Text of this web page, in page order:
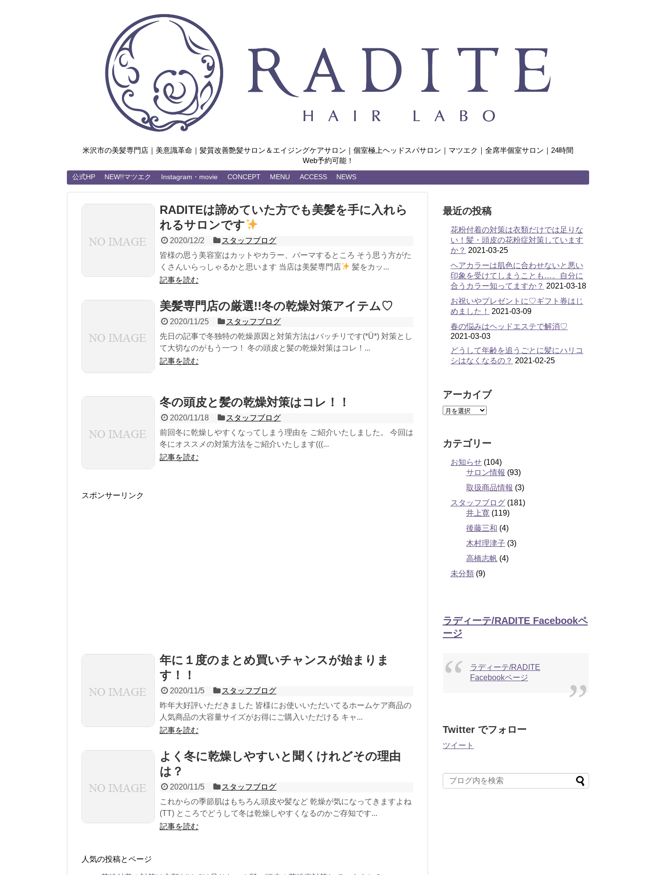
米沢市の美髪専門店｜美意識革命｜髪質改善艶髪サロン＆エイジングケアサロン｜個室極上ヘッドスパサロン｜マツエク｜全席半個室サロン｜24時間
Web予約可能！
公式HP NEW!!マツエク Instagram・movie CONCEPT MENU ACCESS NEWS
RADITEは諦めていた方でも美髪を手に入れら
れるサロンです
2020/12/2
スタッフブログ
皆様の思う美容室はカットやカラー、パーマするところ そう思う方がた
くさんいらっしゃるかと思います 当店は美髪専門店
髪をカッ...
記事を読む
美髪専門店の厳選!!冬の乾燥対策アイテム♡
2020/11/25
スタッフブログ
先日の記事で冬独特の乾燥原因と対策方法はバッチリです(*Ü*) 対策とし
て大切なのがもう一つ！ 冬の頭皮と髪の乾燥対策はコレ！...
記事を読む
冬の頭皮と髪の乾燥対策はコレ！！
2020/11/18
スタッフブログ
前回冬に乾燥しやすくなってしまう理由を ご紹介いたしました。 今回は
冬にオススメの対策方法をご紹介いたします(((...
記事を読む
スポンサーリンク
年に１度のまとめ買いチャンスが始まりま
す！！
2020/11/5
スタッフブログ
昨年大好評いただきました 皆様にお使いいただいてるホームケア商品の
人気商品の大容量サイズがお得にご購入いただける キャ...
記事を読む
よく冬に乾燥しやすいと聞くけれどその理由
は？
2020/11/5
スタッフブログ
これからの季節肌はもちろん頭皮や髪など 乾燥が気になってきますよね
(TT) ところでどうして冬は乾燥しやすくなるのかご存知です...
記事を読む
人気の投稿とページ
最近の投稿
花粉付着の対策は衣類だけでは足りな
い！髪・頭皮の花粉症対策しています
か？ 2021-03-25
ヘアカラーは肌色に合わせないと悪い
印象を受けてしまうことも…。自分に
合うカラー知ってますか？ 2021-03-18
お祝いやプレゼントに♡ギフト券はじ
めました！
2021-03-09
春の悩みはヘッドエステで解消♡
2021-03-03
どうして年齢を追うごとに髪にハリコ
シはなくなるの？ 2021-02-25
アーカイブ
カテゴリー
お知らせ (104)
サロン情報 (93)
取扱商品情報 (3)
スタッフブログ (181)
井上寛 (119)
後藤三和 (4)
木村理津子 (3)
高橋志帆 (4)
未分類 (9)
ラディーテ/RADITE Facebookペ
ージ
ラディーテ/RADITE
Facebookページ
Twitter でフォロー
ツイート